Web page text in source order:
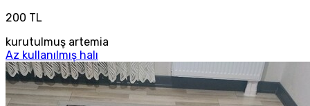
200 TL
kurutulmuş artemia
Az kullanılmış halı